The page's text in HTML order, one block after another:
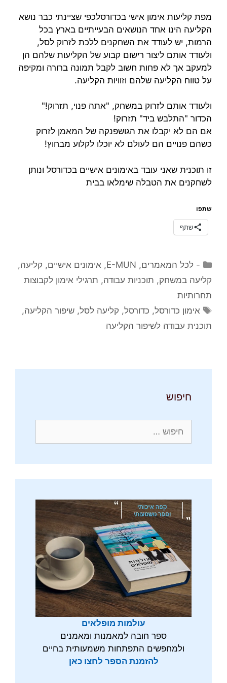
מפת קליעות אימון אישי בכדורסלכפי שציינתי כבר נושא
הקליעה הינו אחד הנושאים הבעייתיים בארץ בכל
הרמות, יש לעודד את השחקנים ללכת לזרוק לסל,
ולעודד אותם ליצור רישום קבוע של הקליעות שלהם הן
למעקב אך לא פחות חשוב לקבל תמונה ברורה ומקיפה
על טווח הקליעה שלהם וזוויות הקליעה.
ולעודד אותם לזרוק במשחק, "אתה פנוי, תזרוק!"
הכדור "התלבש ביד" תזרוק!
אם הם לא יקבלו את הגושפנקה של המאמן לזרוק
כשהם פנויים הם לעולם לא יוכלו לקלוע מבחוץ!
זו תוכנית שאני עובד באימונים אישיים בכדורסל ונותן
לשחקנים את הטבלה שימלאו בבית
שתפו
שתף
קטגוריות
- לכל המאמרים,
E-MUN
, אימונים אישיים, קליעה,
קליעה במשחק, תוכניות עבודה, תרגילי אימון לקבוצות
תחרותיות
תגיות
אימון כדורסל, כדורסל, קליעה לסל,שיפור הקליעה,
תוכנית עבודה לשיפור הקליעה
חיפוש
עולמות מופלאים
ספר חובה למאמנות ומאמנים
ולמחפשים התפתחות משמעותית בחיים
להזמנת הספר לחצו כאן